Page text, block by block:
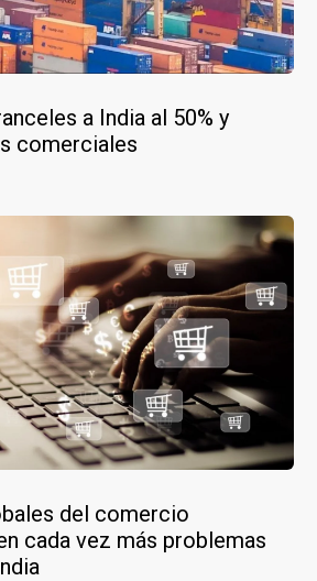
a India al 50% y
comerciales
del comercio
cada vez más problemas